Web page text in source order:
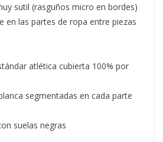
sutil (rasguños micro en bordes)
en las partes de ropa entre piezas
atlética cubierta 100% por
segmentadas en cada parte
suelas negras